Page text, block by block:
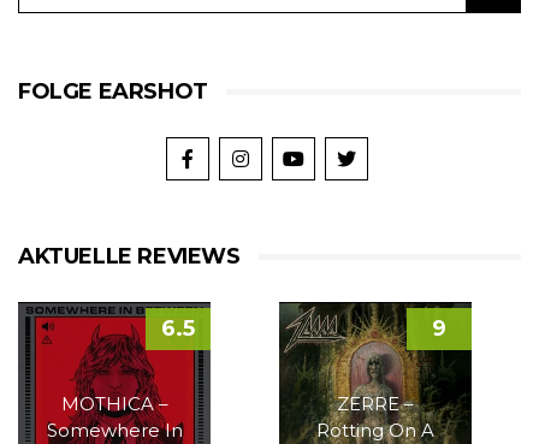
FOLGE EARSHOT
AKTUELLE REVIEWS
MOTHICA –
Somewhere In
6.5
ZERRE –
Rotting On A
9